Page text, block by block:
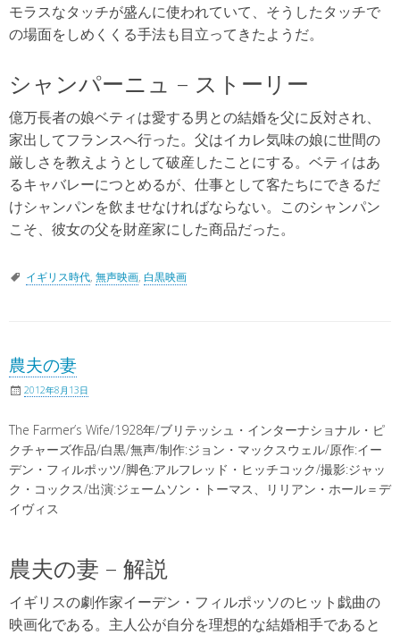
モラスなタッチが盛んに使われていて、そうしたタッチで
の場面をしめくくる手法も目立ってきたようだ。
シャンパーニュ – ストーリー
億万長者の娘ベティは愛する男との結婚を父に反対され、
家出してフランスへ行った。父はイカレ気味の娘に世間の
厳しさを教えようとして破産したことにする。ベティはあ
るキャバレーにつとめるが、仕事として客たちにできるだ
けシャンパンを飲ませなければならない。このシャンパン
こそ、彼女の父を財産家にした商品だった。
イギリス時代, 無声映画, 白黒映画
農夫の妻
2012年8月13日
The Farmer’s Wife/1928年/ブリテッシュ・インターナショナル・ピ
クチャーズ作品/白黒/無声/制作:ジョン・マックスウェル/原作:イー
デン・フィルポッツ/脚色:アルフレッド・ヒッチコック/撮影:ジャッ
ク・コックス/出演:ジェームソン・トーマス、リリアン・ホール＝デ
イヴィス
農夫の妻 – 解説
イギリスの劇作家イーデン・フィルポッソのヒット戯曲の
映画化である。主人公が自分を理想的な結婚相手であると